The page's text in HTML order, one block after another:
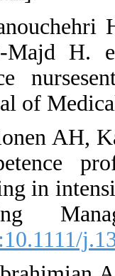
8.
Alavi-
Novice
Journal
9.
working
[